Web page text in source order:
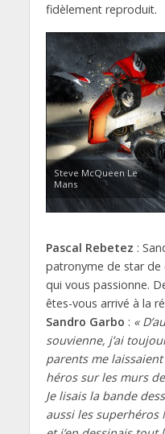
fidèlement reproduit.
Steve McQueen Le
Mans
Pascal Rebetez :
patronyme de star de
qui vous passionne.
êtes-vous arrivé à la
Sandro Garbo : «
souvienne, j’ai
parents me
héros sur les murs
Je lisais la bande
aussi les superhéros